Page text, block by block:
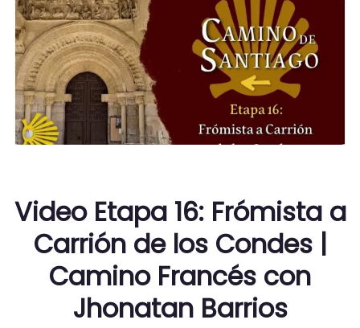
Video Etapa 16: Frómista a
Carrión de los Condes |
Camino Francés con
Jhonatan Barrios